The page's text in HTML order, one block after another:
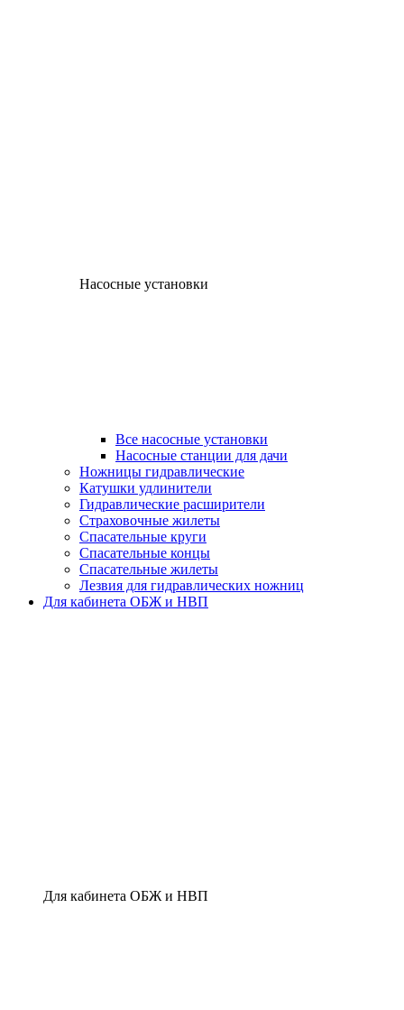
Насосные установки
Все насосные установки
Насосные станции для дачи
Ножницы гидравлические
Катушки удлинители
Гидравлические расширители
Страховочные жилеты
Спасательные круги
Спасательные концы
Спасательные жилеты
Лезвия для гидравлических ножниц
Для кабинета ОБЖ и НВП
Для кабинета ОБЖ и НВП